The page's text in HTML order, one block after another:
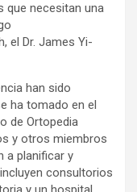
que necesitan una
el Dr. James Yi-
han sido
ha tomado en el
de Ortopedia
y otros miembros
a planificar y
consultorios